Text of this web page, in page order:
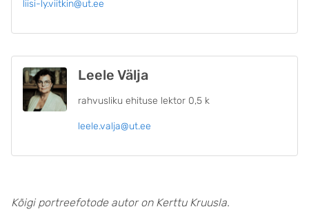
liisi-ly.viitkin@ut.ee
Leele Välja
rahvusliku ehituse lektor 0,5 k
leele.valja@ut.ee
Kõigi portreefotode autor on Kerttu Kruusla.